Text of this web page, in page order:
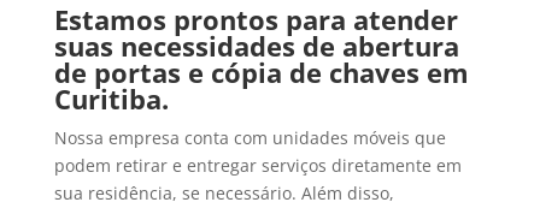
Estamos prontos para atender
suas necessidades de abertura
de portas e cópia de chaves em
Curitiba.
Nossa empresa conta com unidades móveis que
podem retirar e entregar serviços diretamente em
sua residência, se necessário. Além disso,